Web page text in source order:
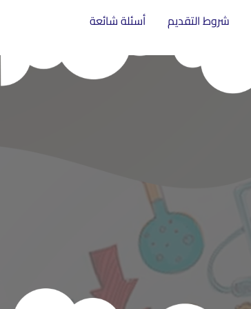
شروط التقديم أسئلة شائعة